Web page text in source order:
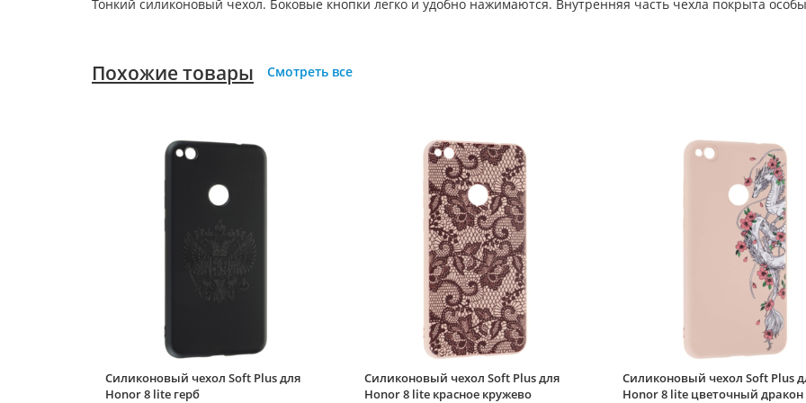
Тонкий силиконовый чехол. Боковые кнопки легко и удобно нажимаются. Внутренняя часть чехла покрыта
Похожие товары Смотреть все
Силиконовый чехол Soft Plus для
Honor 8 lite герб
Силиконовый чехол Soft Plus для
Honor 8 lite красное кружево
Силиконовый чехол Soft Plus
Honor 8 lite цветочный дракон